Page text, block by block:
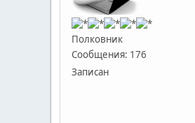
Полковник
Сообщения: 176
Записан